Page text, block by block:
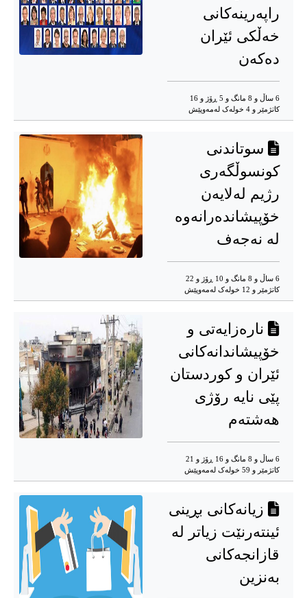
راپەرینەکانی
خەڵکی ئێران
دەکەن
6 ساڵ و 8 مانگ و 5 ڕۆژ و 16
کاتژمێر و 4 خوله‌ک له‌مه‌وپێش‌
سوتاندنی
کونسوڵگەری
رژیم لەلایەن
خۆپیشاندەرانەوە
لە نەجەف
6 ساڵ و 8 مانگ و 10 ڕۆژ و 22
کاتژمێر و 12 خوله‌ک له‌مه‌وپێش‌
نارەزایەتی و
خۆپیشاندانەکانی
ئێران و کوردستان
پێی نایە رۆژی
هەشتەم
6 ساڵ و 8 مانگ و 16 ڕۆژ و 21
کاتژمێر و 59 خوله‌ک له‌مه‌وپێش‌
زیانەکانی بڕینی
ئینتەرنێت زیاتر لە
قازانجەکانی
بەنزین